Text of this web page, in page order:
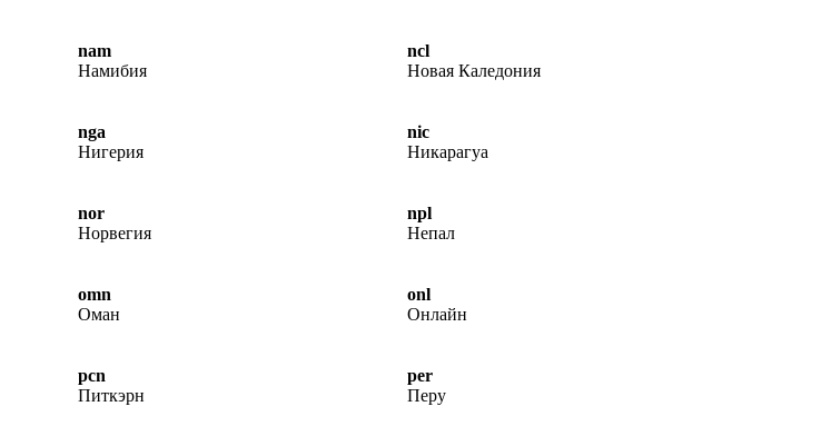
nam
Намибия
ncl
Новая Каледония
nga
Нигерия
nic
Никарагуа
nor
Норвегия
npl
Непал
omn
Оман
onl
Онлайн
pcn
Питкэрн
per
Перу